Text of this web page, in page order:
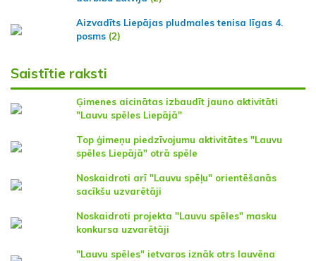
Aizvadīts Liepājas pludmales tenisa līgas 4.
posms (2)
Saistītie raksti
Ģimenes aicinātas izbaudīt jauno aktivitāti
"Lauvu spēles Liepājā"
Top ģimeņu piedzīvojumu aktivitātes "Lauvu
spēles Liepājā" otrā spēle
Noskaidroti arī "Lauvu spēļu" orientēšanās
sacīkšu uzvarētāji
Noskaidroti projekta "Lauvu spēles" masku
konkursa uzvarētāji
"Lauvu spēles" ietvaros iznāk otrs lauvēna